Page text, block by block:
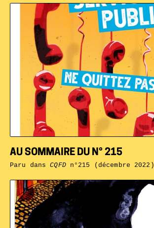
AU SOMMAIRE DU N° 215
Paru dansCQFDn°215 (décembre 2022)